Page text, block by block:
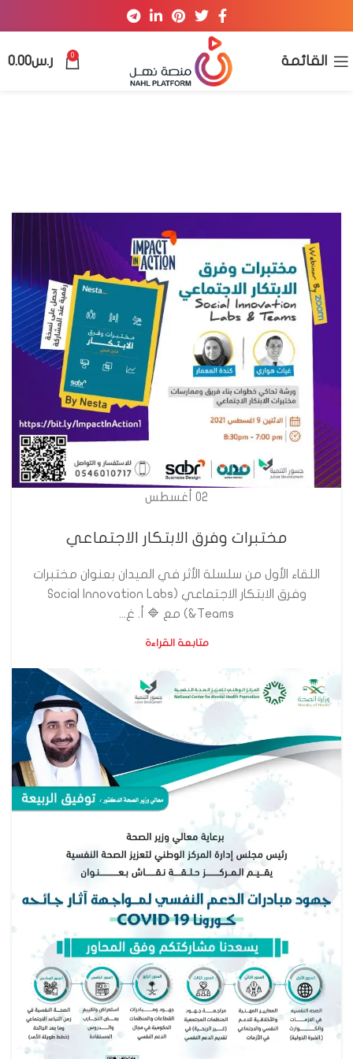
القائمة 0 ر.س0.00
02 أغسطس
مختبرات وفرق الابتكار الاجتماعي
اللقاء الأول من سلسلة الأثر في الميدان بعنوان مختبرات
وفرق الابتكار الاجتماعي (Social Innovation Labs
&Teams) مع 🔷️ أ. غ...
متابعة القراءة